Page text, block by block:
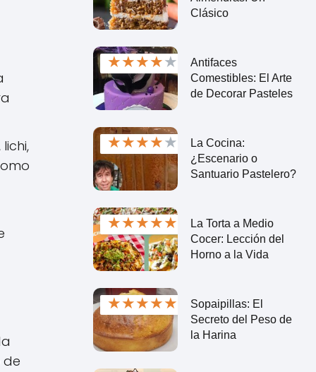
de
Clásico
★★★★★
Antifaces
Comestibles: El Arte
de Decorar Pasteles
★★★★★
La Cocina:
¿Escenario o
Santuario Pastelero?
★★★★★
La Torta a Medio
Cocer: Lección del
Horno a la Vida
★★★★★
Sopaipillas: El
Secreto del Peso de
la Harina